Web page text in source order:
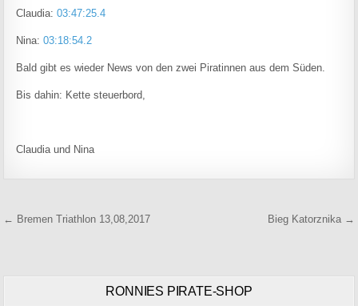
Claudia:03:47:25.4
Nina:03:18:54.2
Bald gibt es wieder News von den zwei Piratinnen aus dem Süden.
Bis dahin: Kette steuerbord,
Claudia und Nina
Beitragsnavigation
← Bremen Triathlon 13,08,2017 Bieg Katorznika →
RONNIES PIRATE-SHOP